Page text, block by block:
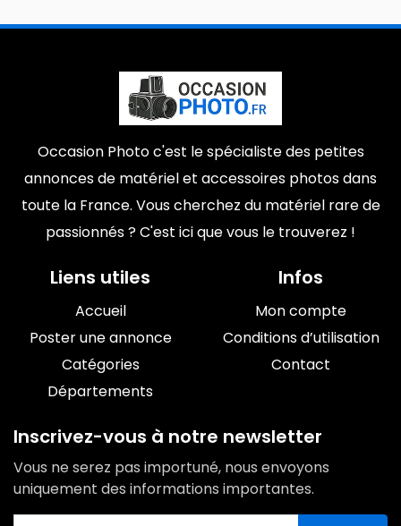
Occasion Photo c'est le spécialiste des petites
annonces de matériel et accessoires photos dans
toute la France. Vous cherchez du matériel rare de
passionnés ? C'est ici que vous le trouverez !
Liens utiles
Accueil
Poster une annonce
Catégories
Départements
Infos
Mon compte
Conditions d’utilisation
Contact
Inscrivez-vous à notre newsletter
Vous ne serez pas importuné, nous envoyons
uniquement des informations importantes.